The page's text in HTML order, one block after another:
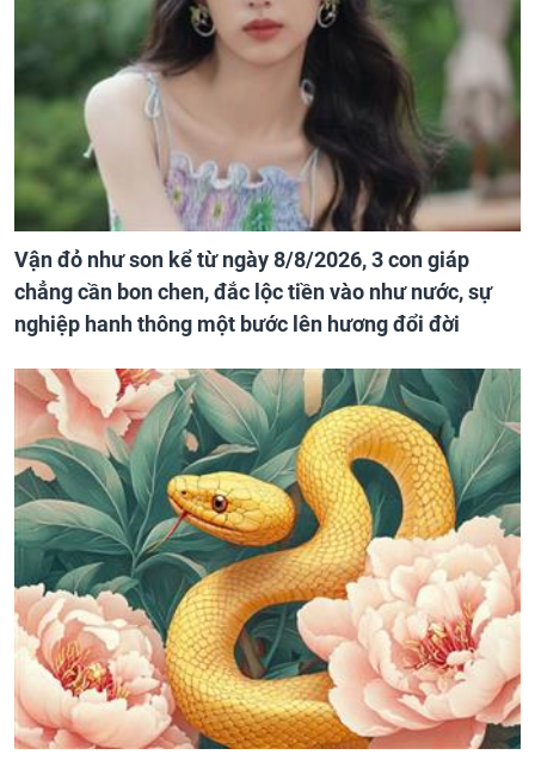
Vận đỏ như son kể từ ngày 8/8/2026, 3 con giáp
chẳng cần bon chen, đắc lộc tiền vào như nước, sự
nghiệp hanh thông một bước lên hương đổi đời